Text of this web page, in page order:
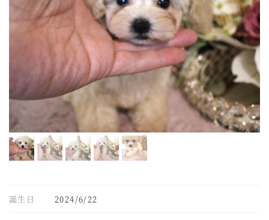
誕生日 2024/6/22